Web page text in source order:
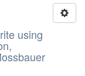
using